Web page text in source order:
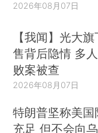
2026年08月07日
【我闻】光大
售背后隐情 多
败案被查
2026年08月07日
特朗普坚称美
充足 但不会向